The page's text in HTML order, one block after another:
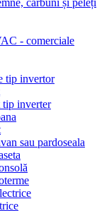
cărbuni și peleți
- comerciale
tip invertor
tip inverter
sau pardoseala